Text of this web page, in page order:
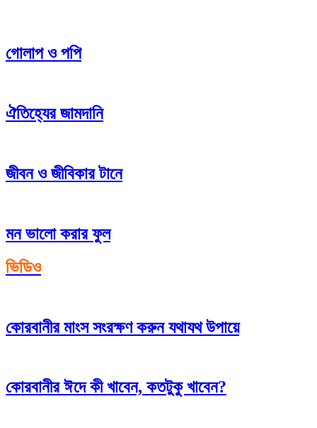
গোলাপ ও পপি
ঐতিহ্যের জামদানি
জীবন ও জীবিকার টানে
মন ভালো করার ফুল
ভিডিও
কোরবানীর মাংস সংরক্ষণ করুন যথাযথ উপায়ে
কোরবানীর ঈদে কী খাবেন, কতটুকু খাবেন?